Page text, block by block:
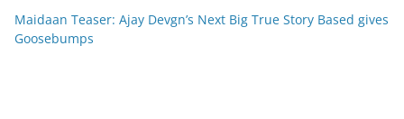
Maidaan Teaser: Ajay Devgn’s Next Big True Story Based gives
Goosebumps